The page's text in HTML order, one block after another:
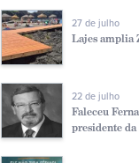
27 de julho
Lajes amplia
22 de julho
Faleceu
presidente